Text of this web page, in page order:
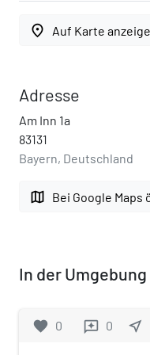
place Auf Karte
Adresse
Am Inn 1a
83131
Bayern, Deutschland
map Bei Google Maps
In der Umgebung
favorite 0 reviews 0 near_me